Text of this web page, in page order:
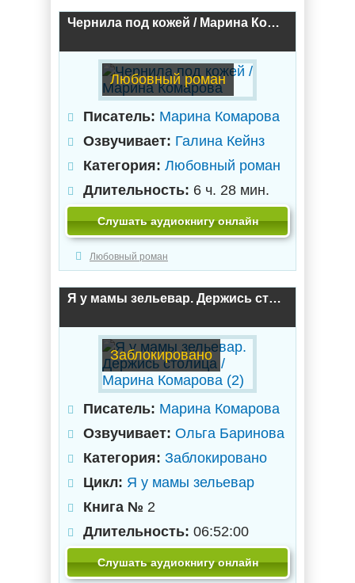
Чернила под кожей / Марина Комарова
Любовный роман
Писатель: Марина Комарова
Озвучивает: Галина Кейнз
Категория: Любовный роман
Длительность: 6 ч. 28 мин.
Слушать аудиокнигу онлайн
Любовный роман
Я у мамы зельевар. Держись столица / Марина Комарова (2)
Заблокировано
Писатель: Марина Комарова
Озвучивает: Ольга Баринова
Категория: Заблокировано
Цикл: Я у мамы зельевар
Книга № 2
Длительность: 06:52:00
Слушать аудиокнигу онлайн